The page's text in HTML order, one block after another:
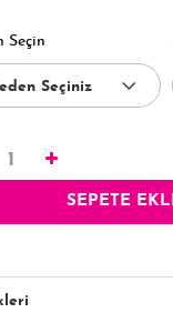
Seçin
1
SEPETE